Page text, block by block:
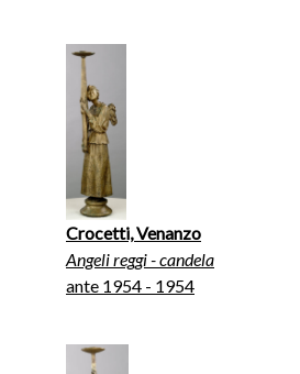
Crocetti, Venanzo
Angeli reggi - candela
ante 1954 - 1954